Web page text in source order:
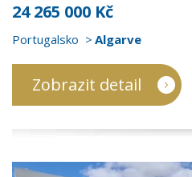
24 265 000 Kč
Portugalsko Algarve
Zobrazit detail